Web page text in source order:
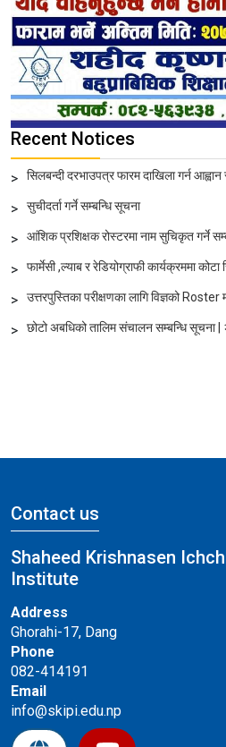
Recent Notices
> सिलबन्दी दरभाउपत्र फारम दाखिला गर्न
> सुचीदर्ता गर्ने सम्बन्धि सूचना
> आंशिक प्रशिक्षक रोस्टरमा नाम सुचिकृत गर्ने
> फार्मेसी ,ल्याब र रेडियोग्राफी कार्यक्रममा
> उत्तरपुस्तिका परीक्षणका लागि विज्ञको Roster
> छोटो अबधिको तालिम संचालन सम्बन्धि
Contact us
Shaheed Krishnasen
Institute
Address
Ghorahi-17, Dang
Phone
082-414191
Email
info@skipi.edu.np